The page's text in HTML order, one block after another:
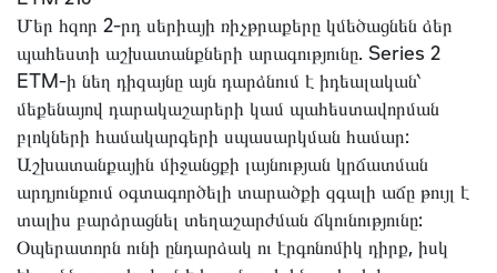
Մեր հզոր 2-րդ սերիայի ռիչթրաքերը կմեծացնեն ձեր
պահեստի աշխատանքների արագությունը. Series 2
ETM-ի նեղ դիզայնը այն դարձնում է իդեալական՝
մեքենայով դարակաշարերի կամ պահեստավորման
բլոկների համակարգերի սպասարկման համար:
Աշխատանքային միջանցքի լայնության կրճատման
արդյունքում օգտագործելի տարածքի զգալի աճը թույլ է
տալիս բարձրացնել տեղաշարժման ճկունությունը:
Օպերատորն ունի ընդարձակ ու էրգոնոմիկ դիրք, իսկ